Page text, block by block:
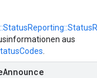
aus
Announce